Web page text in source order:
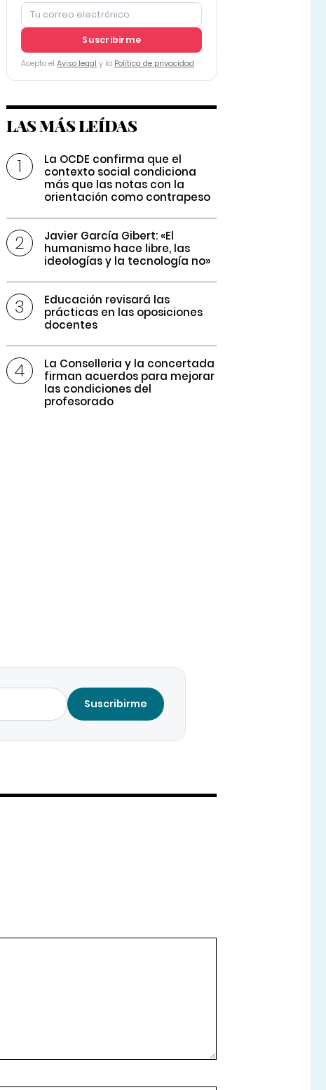
Suscribirme
Acepto el Aviso legal y la Política de privacidad
LAS MÁS LEÍDAS
La OCDE confirma que el
contexto social condiciona
más que las notas con la
orientación como contrapeso
Javier García Gibert: «El
humanismo hace libre, las
ideologías y la tecnología no»
Educación revisará las
prácticas en las oposiciones
docentes
La Conselleria y la concertada
firman acuerdos para mejorar
las condiciones del
profesorado
Suscribirme